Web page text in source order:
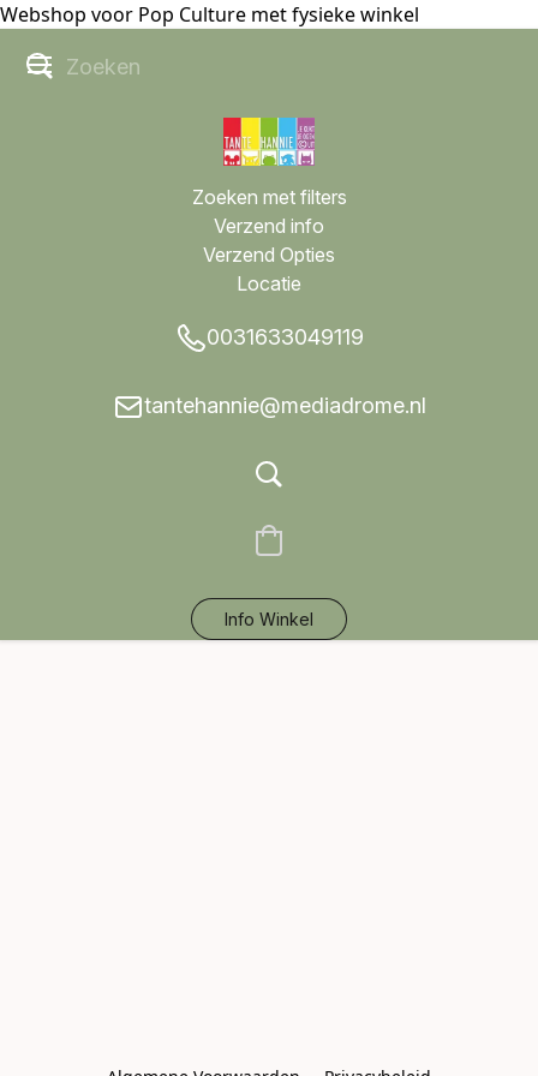
Webshop voor Pop Culture met fysieke winkel
Zoeken met filters
Verzend info
Verzend Opties
Locatie
0031633049119
tantehannie@mediadrome.nl
Info Winkel